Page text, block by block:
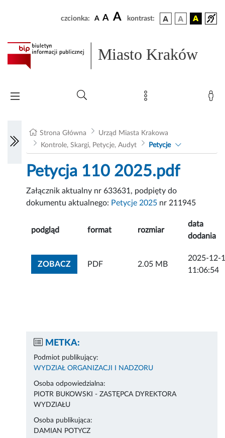
czcionka: A A A kontrast:
Miasto Kraków
Strona Główna
Urząd Miasta Krakowa
Kontrole, Skargi, Petycje, Audyt
Petycje
Petycja 110 2025.pdf
Załącznik aktualny nr 633631, podpięty do
dokumentu aktualnego: Petycje 2025 nr 211945
podgląd format rozmiar
data
dodania
ZOBACZZOBACZ ZAŁĄCZNIK
PDF 2.05 MB
2025-12-
11:06:54
METKA:
Podmiot publikujący:
WYDZIAŁ ORGANIZACJI I NADZORU
Osoba odpowiedzialna:
PIOTR BUKOWSKI - ZASTĘPCA DYREKTORA
WYDZIAŁU
Osoba publikująca:
DAMIAN POTYCZ